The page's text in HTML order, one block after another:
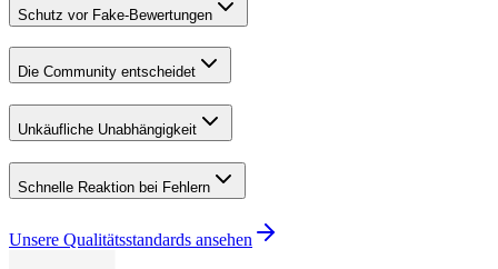
Schutz vor Fake-Bewertungen
Die Community entscheidet
Unkäufliche Unabhängigkeit
Schnelle Reaktion bei Fehlern
Unsere Qualitätsstandards ansehen